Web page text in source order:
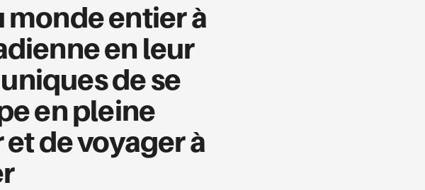
monde entier à
en leur
de se
en pleine
de voyager à